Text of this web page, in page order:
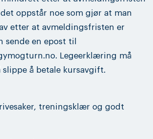
oppstår noe som gjør at man
etter at avmeldingsfristen er
sende en epost til
Legeerklæring må
slippe å betale kursavgift.
treningsklær og godt